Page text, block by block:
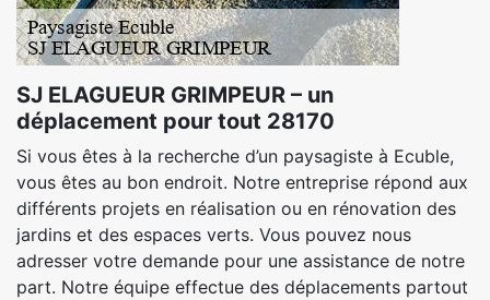
SJ ELAGUEUR GRIMPEUR – un
déplacement pour tout 28170
Si vous êtes à la recherche d’un paysagiste à Ecuble,
vous êtes au bon endroit. Notre entreprise répond aux
différents projets en réalisation ou en rénovation des
jardins et des espaces verts. Vous pouvez nous
adresser votre demande pour une assistance de notre
part. Notre équipe effectue des déplacements partout